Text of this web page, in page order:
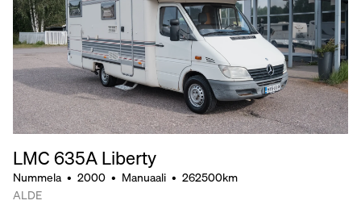
LMC 635A Liberty
Nummela • 2000 • Manuaali • 262500km
ALDE